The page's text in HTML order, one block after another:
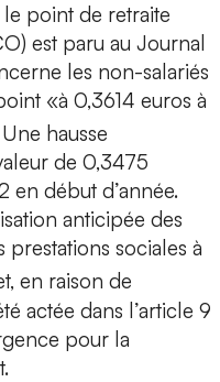
point de retraite
est paru au Journal
les non-salariés
«à 0,3614 euros à
hausse
de 0,3475
en début d’année.
anticipée des
prestations sociales à
en raison de
actée dans l’article 9
pour la